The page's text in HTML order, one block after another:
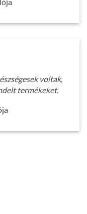
voltak,
termékeket.